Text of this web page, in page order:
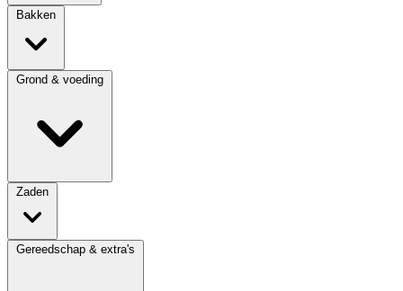
Bakken
Grond & voeding
Zaden
Gereedschap & extra's